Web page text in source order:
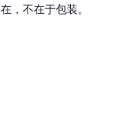
，不在于包装。